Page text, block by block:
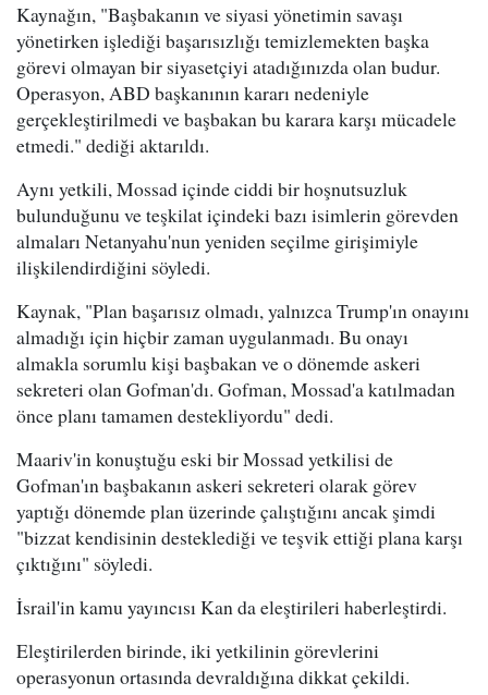
Kaynağın, "Başbakanın ve siyasi yönetimin savaşı
yönetirken işlediği başarısızlığı temizlemekten başka
görevi olmayan bir siyasetçiyi atadığınızda olan budur.
Operasyon, ABD başkanının kararı nedeniyle
gerçekleştirilmedi ve başbakan bu karara karşı mücadele
etmedi." dediği aktarıldı.
Aynı yetkili, Mossad içinde ciddi bir hoşnutsuzluk
bulunduğunu ve teşkilat içindeki bazı isimlerin görevden
almaları Netanyahu'nun yeniden seçilme girişimiyle
ilişkilendirdiğini söyledi.
Kaynak, "Plan başarısız olmadı, yalnızca Trump'ın onayını
almadığı için hiçbir zaman uygulanmadı. Bu onayı
almakla sorumlu kişi başbakan ve o dönemde askeri
sekreteri olan Gofman'dı. Gofman, Mossad'a katılmadan
önce planı tamamen destekliyordu" dedi.
Maariv'in konuştuğu eski bir Mossad yetkilisi de
Gofman'ın başbakanın askeri sekreteri olarak görev
yaptığı dönemde plan üzerinde çalıştığını ancak şimdi
"bizzat kendisinin desteklediği ve teşvik ettiği plana karşı
çıktığını" söyledi.
İsrail'in kamu yayıncısı Kan da eleştirileri haberleştirdi.
Eleştirilerden birinde, iki yetkilinin görevlerini
operasyonun ortasında devraldığına dikkat çekildi.